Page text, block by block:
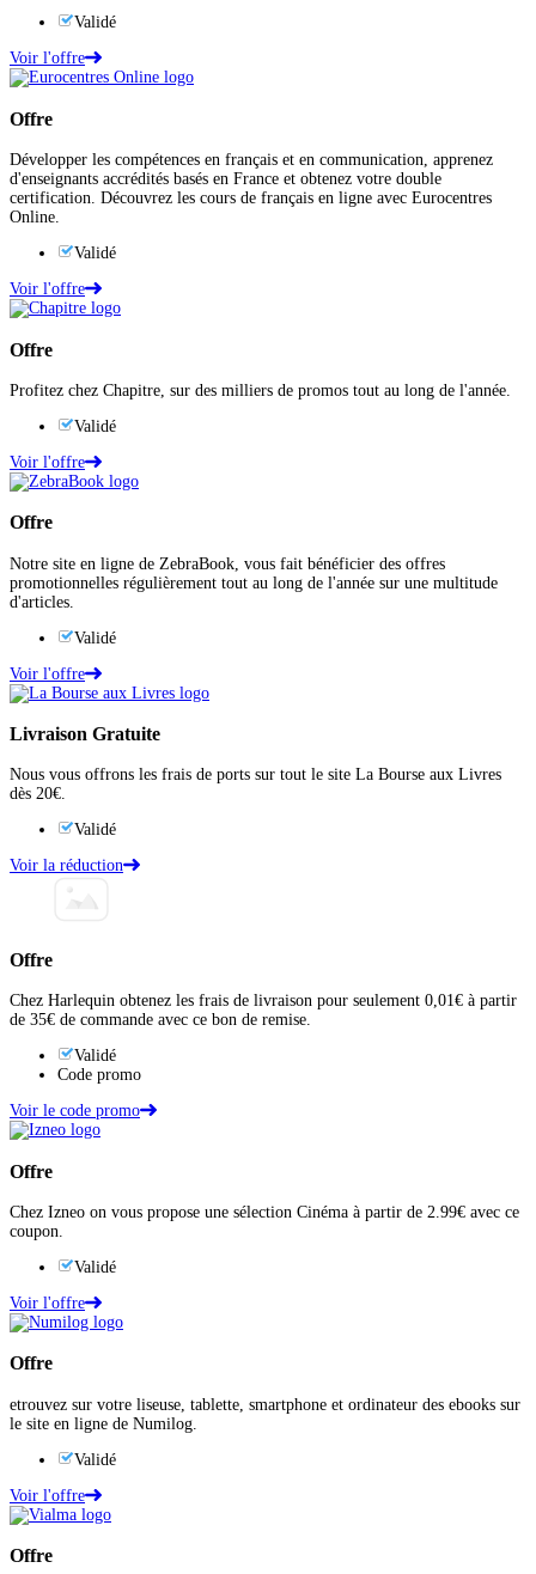
Validé
Voir l'offre
Offre
Développer les compétences en français et en communication, apprenez
d'enseignants accrédités basés en France et obtenez votre double
certification. Découvrez les cours de français en ligne avec Eurocentres
Online.
Validé
Voir l'offre
Offre
Profitez chez Chapitre, sur des milliers de promos tout au long de l'année.
Validé
Voir l'offre
Offre
Notre site en ligne de ZebraBook, vous fait bénéficier des offres
promotionnelles régulièrement tout au long de l'année sur une multitude
d'articles.
Validé
Voir l'offre
Livraison Gratuite
Nous vous offrons les frais de ports sur tout le site La Bourse aux Livres
dès 20€.
Validé
Voir la réduction
Offre
Chez Harlequin obtenez les frais de livraison pour seulement 0,01€ à partir
de 35€ de commande avec ce bon de remise.
Validé
Code promo
Voir le code promo
Offre
Chez Izneo on vous propose une sélection Cinéma à partir de 2.99€ avec ce
coupon.
Validé
Voir l'offre
Offre
etrouvez sur votre liseuse, tablette, smartphone et ordinateur des ebooks sur
le site en ligne de Numilog.
Validé
Voir l'offre
Offre